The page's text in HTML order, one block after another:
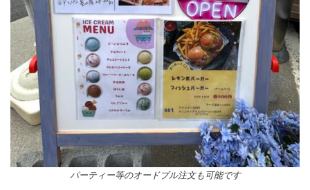
パーティー等のオードブル注文も可能です